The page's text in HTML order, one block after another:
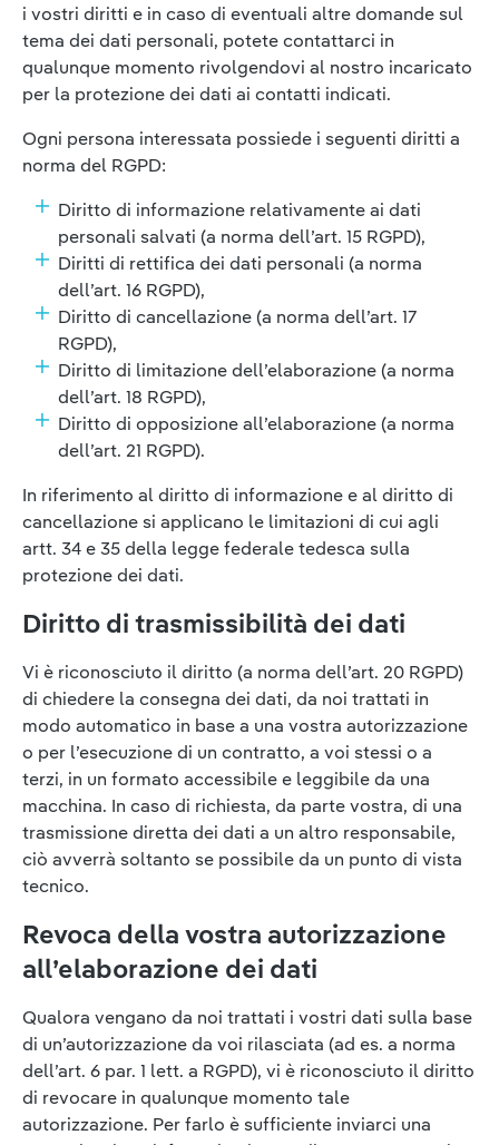
i vostri diritti e in caso di eventuali altre domande sul
tema dei dati personali, potete contattarci in
qualunque momento rivolgendovi al nostro incaricato
per la protezione dei dati ai contatti indicati.
Ogni persona interessata possiede i seguenti diritti a
norma del RGPD:
Diritto di informazione relativamente ai dati
personali salvati (a norma dell’art. 15 RGPD),
Diritti di rettifica dei dati personali (a norma
dell’art. 16 RGPD),
Diritto di cancellazione (a norma dell’art. 17
RGPD),
Diritto di limitazione dell’elaborazione (a norma
dell’art. 18 RGPD),
Diritto di opposizione all’elaborazione (a norma
dell’art. 21 RGPD).
In riferimento al diritto di informazione e al diritto di
cancellazione si applicano le limitazioni di cui agli
artt. 34 e 35 della legge federale tedesca sulla
protezione dei dati.
Diritto di trasmissibilità dei dati
Vi è riconosciuto il diritto (a norma dell’art. 20 RGPD)
di chiedere la consegna dei dati, da noi trattati in
modo automatico in base a una vostra autorizzazione
o per l’esecuzione di un contratto, a voi stessi o a
terzi, in un formato accessibile e leggibile da una
macchina. In caso di richiesta, da parte vostra, di una
trasmissione diretta dei dati a un altro responsabile,
ciò avverrà soltanto se possibile da un punto di vista
tecnico.
Revoca della vostra autorizzazione
all’elaborazione dei dati
Qualora vengano da noi trattati i vostri dati sulla base
di un’autorizzazione da voi rilasciata (ad es. a norma
dell’art. 6 par. 1 lett. a RGPD), vi è riconosciuto il diritto
di revocare in qualunque momento tale
autorizzazione. Per farlo è sufficiente inviarci una